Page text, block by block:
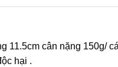
cân nặng 150g/
hại .